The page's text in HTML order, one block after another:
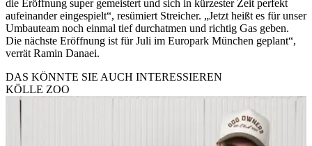
die Eröffnung super gemeistert und sich in kürzester Zeit perfekt
aufeinander eingespielt“, resümiert Streicher. „Jetzt heißt es für unser
Umbauteam noch einmal tief durchatmen und richtig Gas geben.
Die nächste Eröffnung ist für Juli im Europark München geplant“,
verrät Ramin Danaei.
DAS KÖNNTE SIE AUCH INTERESSIEREN
KÖLLE ZOO